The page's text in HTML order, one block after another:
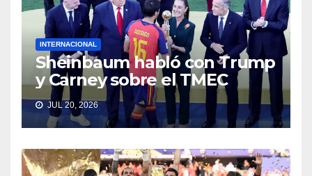
INTERNACIONAL
Sheinbaum habló con Trump
y Carney sobre el TMEC
JUL 20, 2026